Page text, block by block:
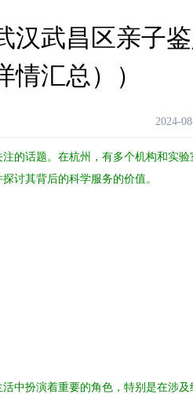
汉武昌区亲子
汇总））
2024-
的话题。在杭州，有多个机构和实验
讨其背后的科学服务的价值。
中扮演着重要的角色，特别是在涉及